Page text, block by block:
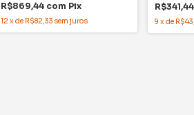
R$869,44 com Pix
12 xde R$82,33 sem juros
R$341,44
9 xde